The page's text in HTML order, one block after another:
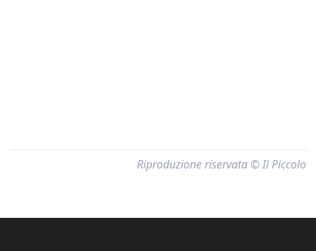
Riproduzione riservata © Il Piccolo